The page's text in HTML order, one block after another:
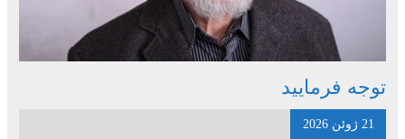
توجه فرمایید
21 ژوئن 2026